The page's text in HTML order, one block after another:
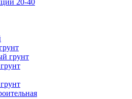
20-40
грунт